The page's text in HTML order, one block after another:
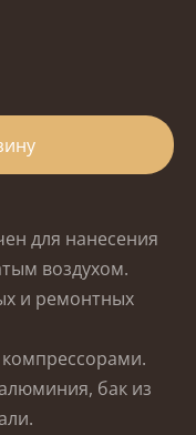
для нанесения
воздухом.
и ремонтных
бак из